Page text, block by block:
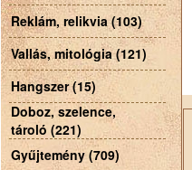
Reklám, relikvia (103)
Vallás, mitológia (121)
Hangszer (15)
Doboz, szelence,
tároló (221)
Gyűjtemény (709)